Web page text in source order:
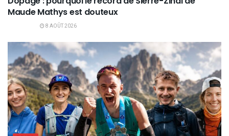
Maude Mathys est douteux
8 AOÛT 2026